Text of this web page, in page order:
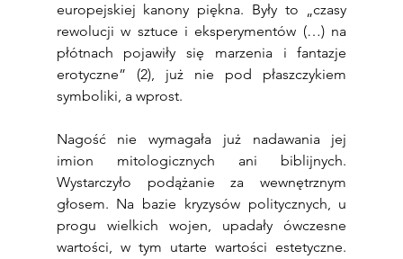
europejskiej kanony piękna. Były to „czasy
rewolucji w sztuce i eksperymentów (…) na
płótnach pojawiły się marzenia i fantazje
erotyczne” (2), już nie pod płaszczykiem
symboliki, a wprost.
Nagość nie wymagała już nadawania jej
imion mitologicznych ani biblijnych.
Wystarczyło podążanie za wewnętrznym
głosem. Na bazie kryzysów politycznych, u
progu wielkich wojen, upadały ówczesne
wartości, w tym utarte wartości estetyczne.